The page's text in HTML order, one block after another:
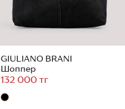
GIULIANO BRANI
Шоппер
132 000 тг